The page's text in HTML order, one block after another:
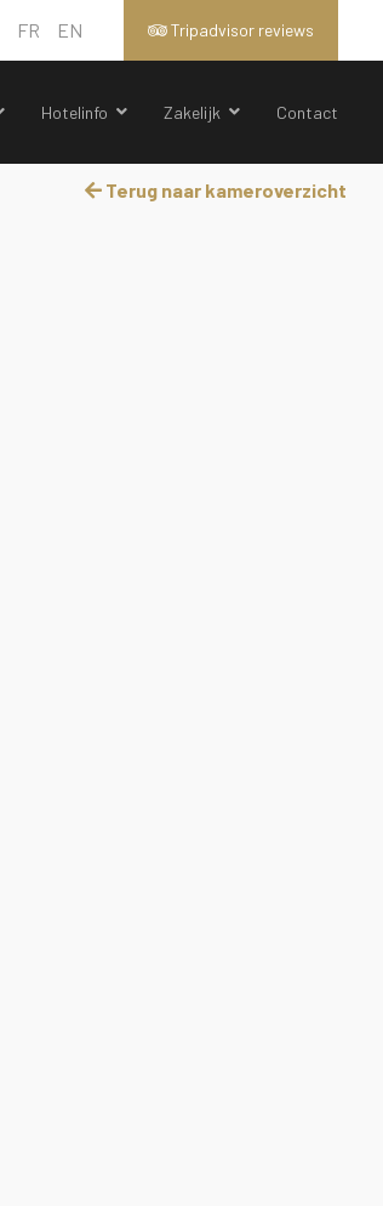
Tripadvisor reviews
FR EN
Hotelinfo Zakelijk Contact
Terug naar kameroverzicht